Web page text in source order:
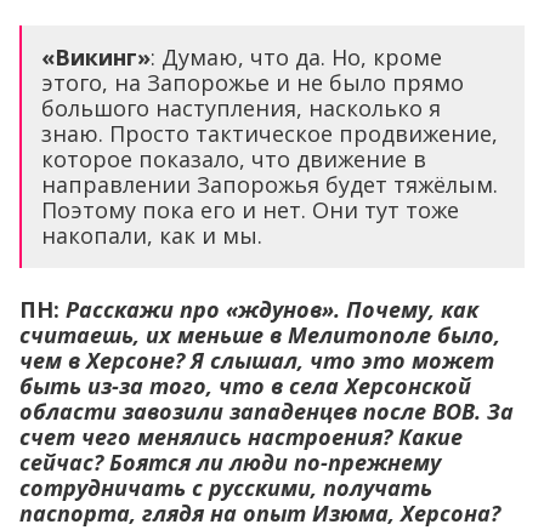
«Викинг»: Думаю, что да. Но, кроме
этого, на Запорожье и не было прямо
большого наступления, насколько я
знаю. Просто тактическое продвижение,
которое показало, что движение в
направлении Запорожья будет тяжёлым.
Поэтому пока его и нет. Они тут тоже
накопали, как и мы.
ПН: Расскажи про «ждунов». Почему, как
считаешь, их меньше в Мелитополе было,
чем в Херсоне? Я слышал, что это может
быть из-за того, что в села Херсонской
области завозили западенцев после ВОВ. За
счет чего менялись настроения? Какие
сейчас? Боятся ли люди по-прежнему
сотрудничать с русскими, получать
паспорта, глядя на опыт Изюма, Херсона?